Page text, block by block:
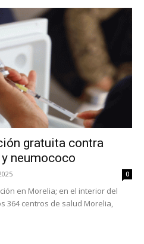
gratuita contra
neumococo
0
en Morelia; en el interior del
364 centros de salud Morelia,